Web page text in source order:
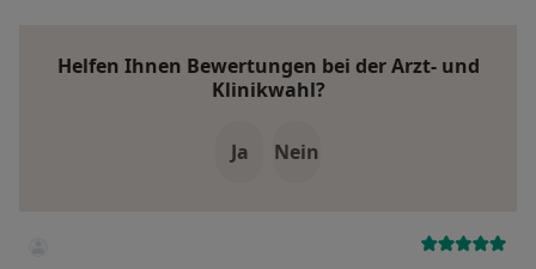
Helfen Ihnen Bewertungen bei der Arzt- und
Klinikwahl?
Ja Nein